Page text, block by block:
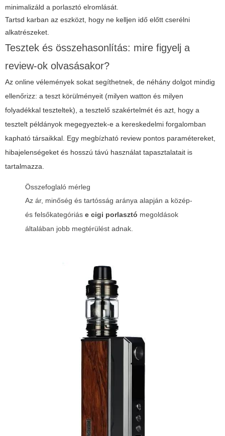
minimalizáld a porlasztó elromlását.
Tartsd karban az eszközt, hogy ne kelljen idő előtt cserélni
alkatrészeket.
Tesztek és összehasonlítás: mire figyelj a
review-ok olvasásakor?
Az online vélemények sokat segíthetnek, de néhány dolgot mindig
ellenőrizz: a teszt körülményeit (milyen watton és milyen
folyadékkal teszteltek), a tesztelő szakértelmét és azt, hogy a
tesztelt példányok megegyeztek-e a kereskedelmi forgalomban
kapható társaikkal. Egy megbízható review pontos paramétereket,
hibajelenségeket és hosszú távú használat tapasztalatait is
tartalmazza.
Összefoglaló mérleg
Az ár, minőség és tartósság aránya alapján a közép-
és felsőkategóriás e cigi porlasztó megoldások
általában jobb megtérülést adnak.